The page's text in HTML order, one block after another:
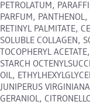
PETROLATUM,
PARFUM,
RETINYL PALMITATE,
SOLUBLE COLLAGEN,
TOCOPHERYL
STARCH
OIL,
JUNIPERUS
GERANIOL,